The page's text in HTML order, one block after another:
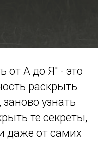
от А до Я" - это
раскрыть
узнать
те секреты,
даже от самих